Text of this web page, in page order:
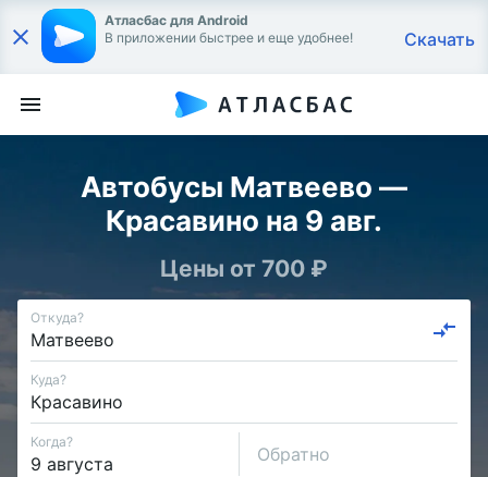
Атласбас для Android
В приложении быстрее и еще удобнее!
Скачать
Автобусы Матвеево —
Красавино на 9 авг.
Цены от 700 ₽
Откуда?
Куда?
Когда?
Обратно